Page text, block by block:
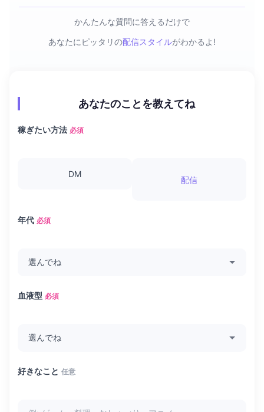
かんたんな質問に答えるだけで
あなたにピッタリの配信スタイルがわかるよ!
あなたのことを教えてね
稼ぎたい方法 必須
DM
配信
年代 必須
血液型 必須
好きなこと 任意